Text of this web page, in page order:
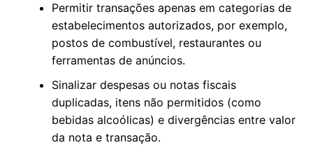
Permitir transações apenas em categorias de
estabelecimentos autorizados, por exemplo,
postos de combustível, restaurantes ou
ferramentas de anúncios.
Sinalizar despesas ou notas fiscais
duplicadas, itens não permitidos (como
bebidas alcoólicas) e divergências entre valor
da nota e transação.